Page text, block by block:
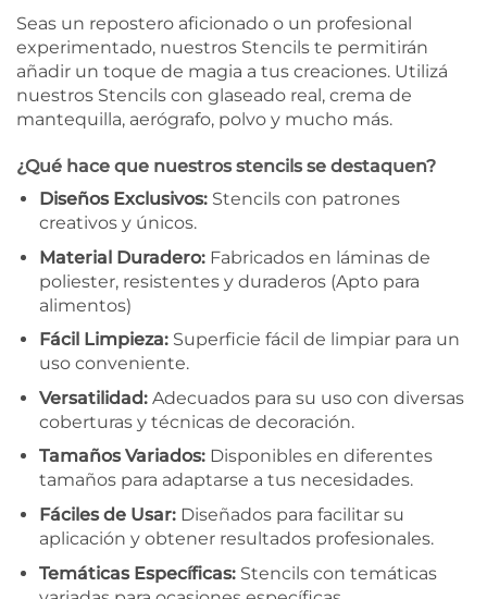
Seas un repostero aficionado o un profesional
experimentado, nuestros Stencils te permitirán
añadir un toque de magia a tus creaciones. Utilizá
nuestros Stencils con glaseado real, crema de
mantequilla, aerógrafo, polvo y mucho más.
¿Qué hace que nuestros stencils se destaquen?
Diseños Exclusivos:Stencils con patrones
creativos y únicos.
Material Duradero:Fabricados en láminas de
poliester, resistentes y duraderos (Apto para
alimentos)
Fácil Limpieza:Superficie fácil de limpiar para un
uso conveniente.
Versatilidad:Adecuados para su uso con diversas
coberturas y técnicas de decoración.
Tamaños Variados:Disponibles en diferentes
tamaños para adaptarse a tus necesidades.
Fáciles de Usar:Diseñados para facilitar su
aplicación y obtener resultados profesionales.
Temáticas Específicas:Stencils con temáticas